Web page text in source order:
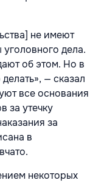
не имеют
дела.
об этом. Но в
— сказал
все основания
за утечку
за
в
некоторых